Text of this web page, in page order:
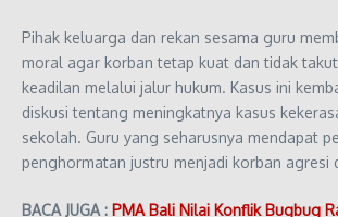
Pihak keluarga dan rekan sesama guru
moral agar korban tetap kuat dan tidak
keadilan melalui jalur hukum. Kasus ini
diskusi tentang meningkatnya kasus
sekolah. Guru yang seharusnya mendapat
penghormatan justru menjadi korban agresi
BACA JUGA : PMA Bali Nilai Konflik Bugbug